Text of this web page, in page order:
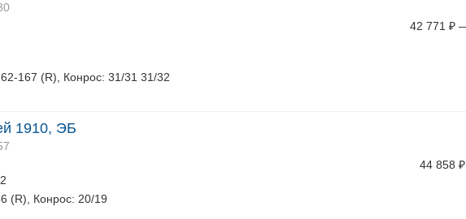
167 (R), Конрос: 31/31 31/32
42 771 ₽
1910, ЭБ
(R), Конрос: 20/19
44 858 ₽